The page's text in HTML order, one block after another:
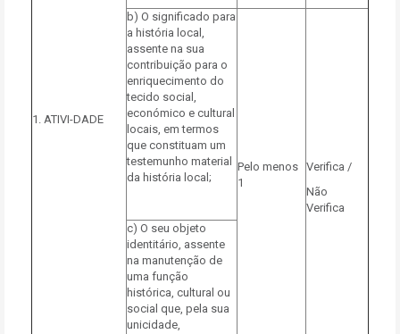
1. ATIVI-DADE
b) O significado para
a história local,
assente na sua
contribuição para o
enriquecimento do
tecido social,
económico e cultural
locais, em termos
que constituam um
testemunho material
da história local;
Pelo menos
1
Verifica /
Não
Verifica
c) O seu objeto
identitário, assente
na manutenção de
uma função
histórica, cultural ou
social que, pela sua
unicidade,